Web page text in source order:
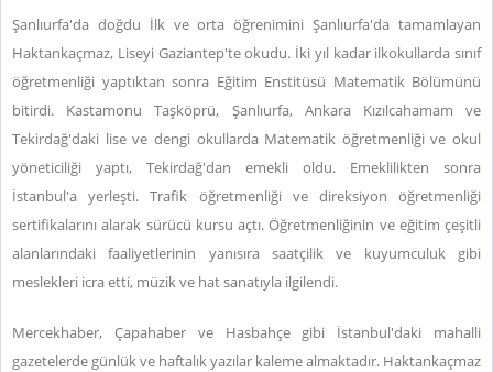
Şanlıurfa'da doğdu İlk ve orta öğrenimini Şanlıurfa'da tamamlayan
Haktankaçmaz, Liseyi Gaziantep'te okudu. İki yıl kadar ilkokullarda sınıf
öğretmenliği yaptıktan sonra Eğitim Enstitüsü Matematik Bölümünü
bitirdi. Kastamonu Taşköprü, Şanlıurfa, Ankara Kızılcahamam ve
Tekirdağ'daki lise ve dengi okullarda Matematik öğretmenliği ve okul
yöneticiliği yaptı, Tekirdağ'dan emekli oldu. Emeklilikten sonra
İstanbul'a yerleşti. Trafik öğretmenliği ve direksiyon öğretmenliği
sertifikalarını alarak sürücü kursu açtı. Öğretmenliğinin ve eğitim çeşitli
alanlarındaki faaliyetlerinin yanısıra saatçilik ve kuyumculuk gibi
meslekleri icra etti, müzik ve hat sanatıyla ilgilendi.
Mercekhaber, Çapahaber ve Hasbahçe gibi İstanbul'daki mahalli
gazetelerde günlük ve haftalık yazılar kaleme almaktadır. Haktankaçmaz